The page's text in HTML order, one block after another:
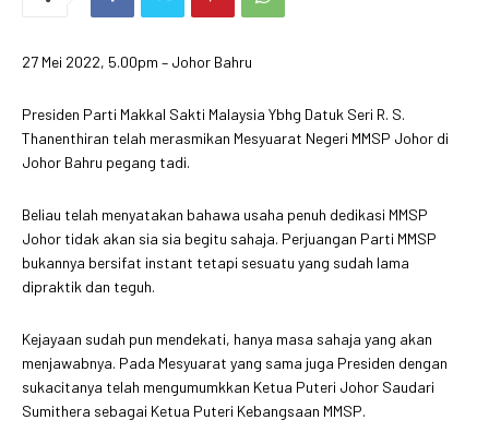
27 Mei 2022, 5.00pm – Johor Bahru
Presiden Parti Makkal Sakti Malaysia Ybhg Datuk Seri R. S.
Thanenthiran telah merasmikan Mesyuarat Negeri MMSP Johor di
Johor Bahru pegang tadi.
Beliau telah menyatakan bahawa usaha penuh dedikasi MMSP
Johor tidak akan sia sia begitu sahaja. Perjuangan Parti MMSP
bukannya bersifat instant tetapi sesuatu yang sudah lama
dipraktik dan teguh.
Kejayaan sudah pun mendekati, hanya masa sahaja yang akan
menjawabnya. Pada Mesyuarat yang sama juga Presiden dengan
sukacitanya telah mengumumkkan Ketua Puteri Johor Saudari
Sumithera sebagai Ketua Puteri Kebangsaan MMSP.